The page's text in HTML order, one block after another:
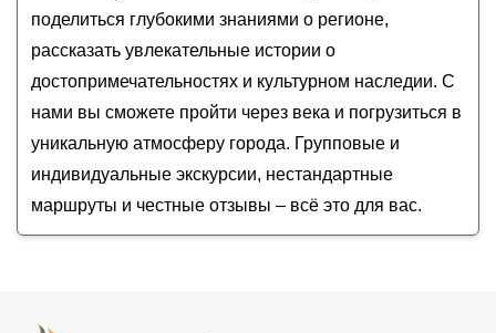
поделиться глубокими знаниями о регионе,
рассказать увлекательные истории о
достопримечательностях и культурном наследии. С
нами вы сможете пройти через века и погрузиться в
уникальную атмосферу города. Групповые и
индивидуальные экскурсии, нестандартные
маршруты и честные отзывы – всё это для вас.